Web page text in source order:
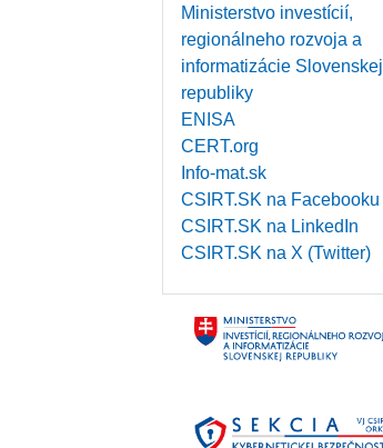
Ministerstvo investícií,
regionálneho rozvoja a
informatizácie Slovenskej
republiky
ENISA
CERT.org
Info-mat.sk
CSIRT.SK na Facebooku
CSIRT.SK na LinkedIn
CSIRT.SK na X (Twitter)